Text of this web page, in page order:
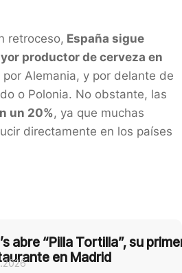
retroceso, España sigue
productor de cerveza en
por Alemania, y por delante de
o Polonia. No obstante, las
un 20%, ya que muchas
directamente en los países
abre “Pilla Tortilla”, su
en Madrid